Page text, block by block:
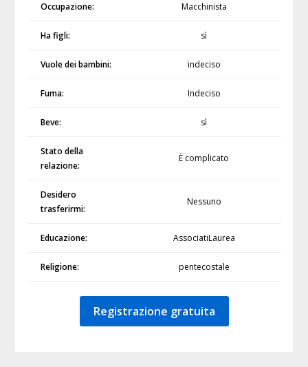
Occupazione: Macchinista
Ha figli: sì
Vuole dei bambini: indeciso
Fuma: Indeciso
Beve: sì
Stato della
relazione:
È complicato
Desidero
trasferirmi:
Nessuno
Educazione: AssociatiLaurea
Religione: pentecostale
Registrazione gratuita